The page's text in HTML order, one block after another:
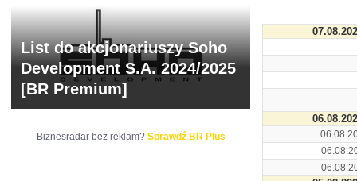
List do akcjonariuszy Soho
Development S.A. 2024/2025
[BR Premium]
Biznesradar bez reklam? Sprawdź BR Plus